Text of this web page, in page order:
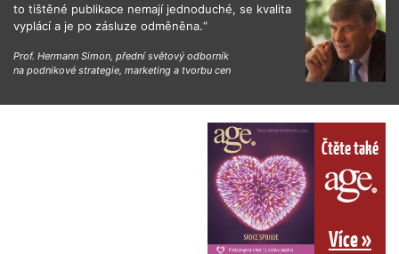
to tištěné publikace nemají jednoduché, se kvalita
vyplácí a je po zásluze odměněna.“
Prof. Hermann Simon, přední světový odborník
na podnikové strategie, marketing a tvorbu cen
Čtěte také
Více »